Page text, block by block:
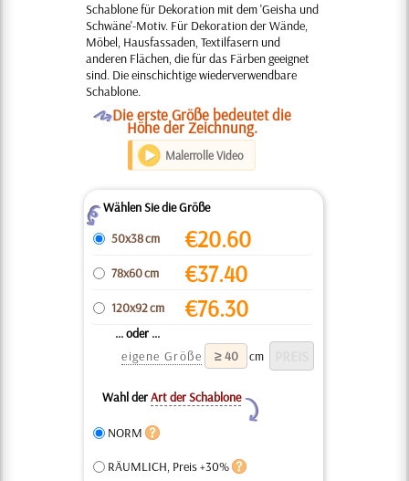
Schablone für Dekoration mit dem 'Geisha und
Schwäne'-Motiv. Für Dekoration der Wände,
Möbel, Hausfassaden, Textilfasern und
anderen Flächen, die für das Färben geeignet
sind. Die einschichtige wiederverwendbare
Schablone.
ODie erste Größe bedeutet die
Höhe der Zeichnung.
Malerrolle Video
ZWählen Sie die Größe
50x38 cm
€20.60
78x60 cm €37.40
120x92 cm €76.30
... oder ...
eigene Größe
cm
Wahl derArt der Schablone
Y
NORM
RÄUMLICH, Preis +30%